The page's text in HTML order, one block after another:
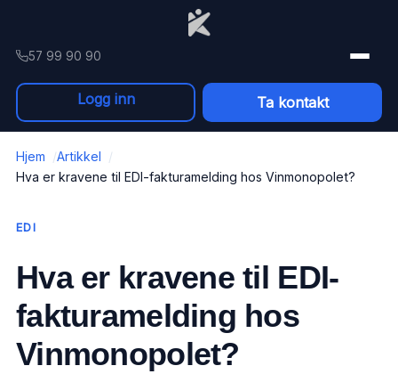
57 99 90 90
Logg inn Ta kontakt
Hjem
Artikkel
Hva er kravene til EDI-fakturamelding hos Vinmonopolet?
EDI
Hva er kravene til EDI-
fakturamelding hos
Vinmonopolet?